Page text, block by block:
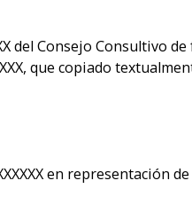
del Consejo Consultivo
que copiado
en representación